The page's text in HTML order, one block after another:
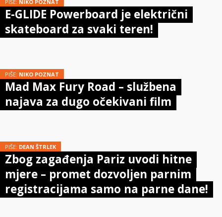
PIŠE: NIKO POZNAT
E-GLIDE Powerboard je električni
skateboard za svaki teren!
PIŠE: NIKO POZNAT
Mad Max Fury Road – službena
najava za dugo očekivani film
PIŠE: DEAN ŠTRLEK
Zbog zagađenja Pariz uvodi hitne
mjere – promet dozvoljen parnim
registracijama samo na parne dane!